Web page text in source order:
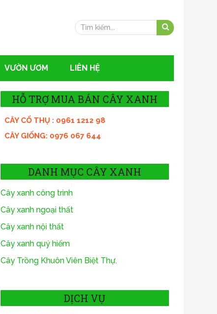
VƯỜN ƯƠM LIÊN HỆ
HỖ TRỢ MUA BÁN CÂY XANH
CÂY CỔ THỤ : 0961 1212 98
CÂY GIỐNG: 0976 067 644
DANH MỤC CÂY XANH
Cây xanh công trình
Cây xanh ngoại thất
Cây xanh nội thất
Cây xanh quý hiếm
Cây Trồng Khuôn Viên Biệt Thự.
DỊCH VỤ